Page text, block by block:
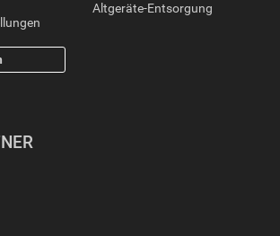
Altgeräte-Entsorgung